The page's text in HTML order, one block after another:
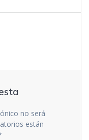
no será
están